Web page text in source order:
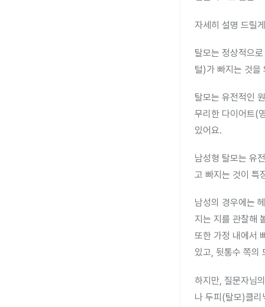
자세히 설명 드릴
탈모는 정상적으
털)가 빠지는 것을
탈모는 유전적인
무리한 다이어트(
있어요.
남성형 탈모는 유
고 빠지는 것이 특
남성의 경우에는
지는 지를 관찰해
또한 가정 내에서
있고, 뒷통수 쪽의
하지만, 질문자님
나 두피(탈모)클리